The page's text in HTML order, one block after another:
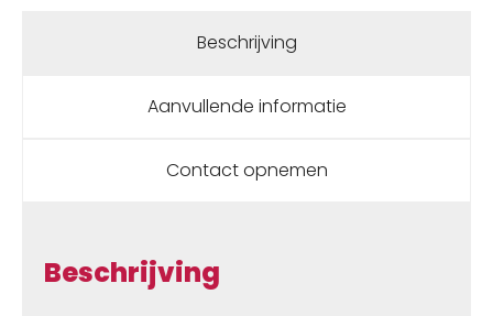
Beschrijving
Aanvullende informatie
Contact opnemen
Beschrijving